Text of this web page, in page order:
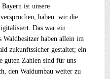
ist unsere
haben wir die
Das war ein
Waldbesitzer haben allein im
zukunftssicher gestaltet; ein
guten Zahlen sind für uns
den Waldumbau weiter zu